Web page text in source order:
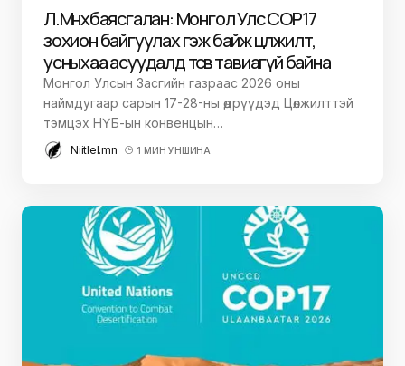
Л.Мөнхбаясгалан: Монгол Улс COP17
зохион байгуулах гэж байж цөлжилт,
усныхаа асуудалд төсөв тавиагүй байна
Монгол Улсын Засгийн газраас 2026 оны
наймдугаар сарын 17-28-ны өдрүүдэд Цөлжилттэй
тэмцэх НҮБ-ын конвенцын…
Niitlel.mn 1 МИН УНШИНА